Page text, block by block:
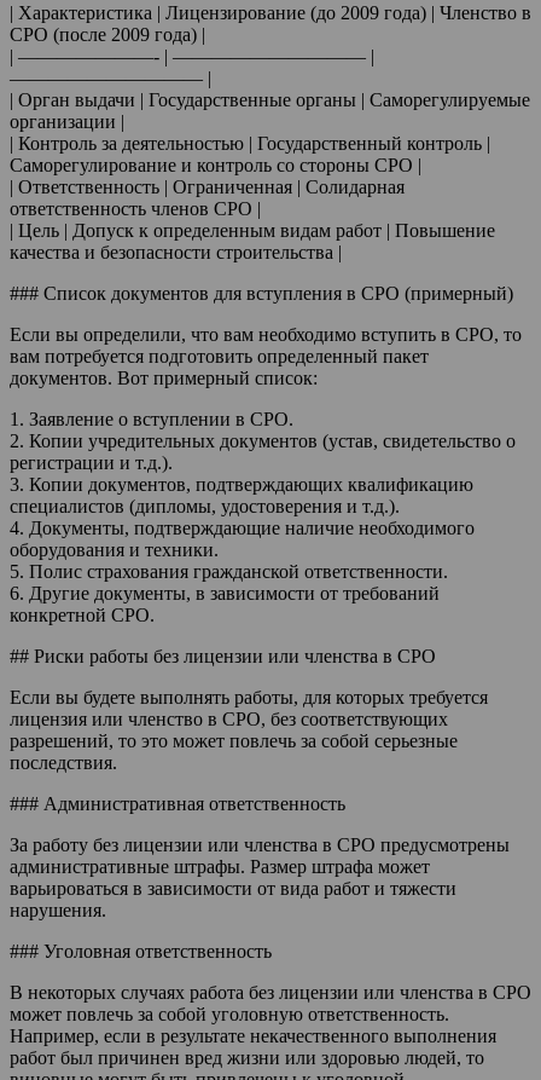
| Характеристика | Лицензирование (до 2009 года) | Членство в
СРО (после 2009 года) |
| ———————- | —————————— |
—————————— |
| Орган выдачи | Государственные органы | Саморегулируемые
организации |
| Контроль за деятельностью | Государственный контроль |
Саморегулирование и контроль со стороны СРО |
| Ответственность | Ограниченная | Солидарная
ответственность членов СРО |
| Цель | Допуск к определенным видам работ | Повышение
качества и безопасности строительства |
### Список документов для вступления в СРО (примерный)
Если вы определили, что вам необходимо вступить в СРО, то
вам потребуется подготовить определенный пакет
документов. Вот примерный список:
1. Заявление о вступлении в СРО.
2. Копии учредительных документов (устав, свидетельство о
регистрации и т.д.).
3. Копии документов, подтверждающих квалификацию
специалистов (дипломы, удостоверения и т.д.).
4. Документы, подтверждающие наличие необходимого
оборудования и техники.
5. Полис страхования гражданской ответственности.
6. Другие документы, в зависимости от требований
конкретной СРО.
## Риски работы без лицензии или членства в СРО
Если вы будете выполнять работы, для которых требуется
лицензия или членство в СРО, без соответствующих
разрешений, то это может повлечь за собой серьезные
последствия.
### Административная ответственность
За работу без лицензии или членства в СРО предусмотрены
административные штрафы. Размер штрафа может
варьироваться в зависимости от вида работ и тяжести
нарушения.
### Уголовная ответственность
В некоторых случаях работа без лицензии или членства в СРО
может повлечь за собой уголовную ответственность.
Например, если в результате некачественного выполнения
работ был причинен вред жизни или здоровью людей, то